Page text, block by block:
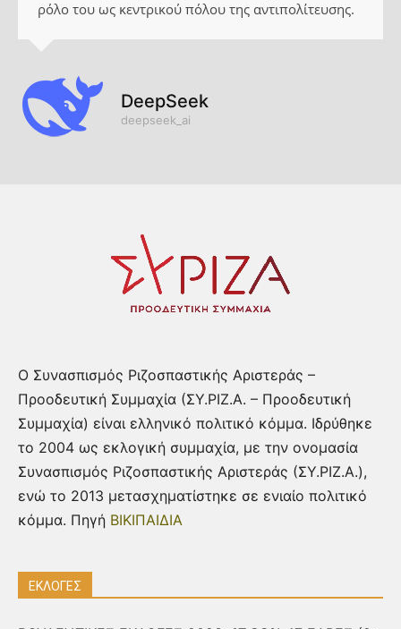
ρόλο του ως κεντρικού πόλου της αντιπολίτευσης.
DeepSeek
deepseek_ai
Ο Συνασπισμός Ριζοσπαστικής Αριστεράς –
Προοδευτική Συμμαχία (ΣΥ.ΡΙΖ.Α. – Προοδευτική
Συμμαχία) είναι ελληνικό πολιτικό κόμμα. Ιδρύθηκε
το 2004 ως εκλογική συμμαχία, με την ονομασία
Συνασπισμός Ριζοσπαστικής Αριστεράς (ΣΥ.ΡΙΖ.Α.),
ενώ το 2013 μετασχηματίστηκε σε ενιαίο πολιτικό
κόμμα. Πηγή ΒΙΚΙΠΑΙΔΙΑ
ΕΚΛΟΓΕΣ